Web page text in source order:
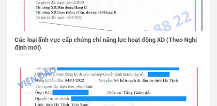
Các loại lĩnh vực cấp chứng chỉ năng lực hoạt động XD (Theo Nghị
định mới)